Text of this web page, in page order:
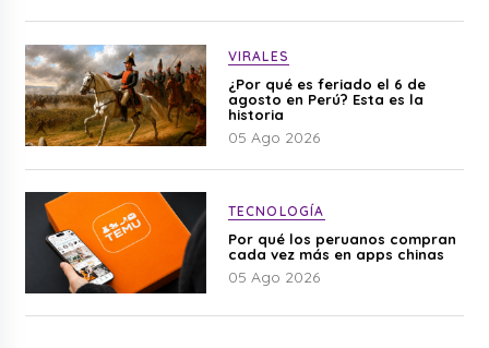
VIRALES
¿Por qué es feriado el 6 de
agosto en Perú? Esta es la
historia
05 Ago 2026
TECNOLOGÍA
Por qué los peruanos compran
cada vez más en apps chinas
05 Ago 2026